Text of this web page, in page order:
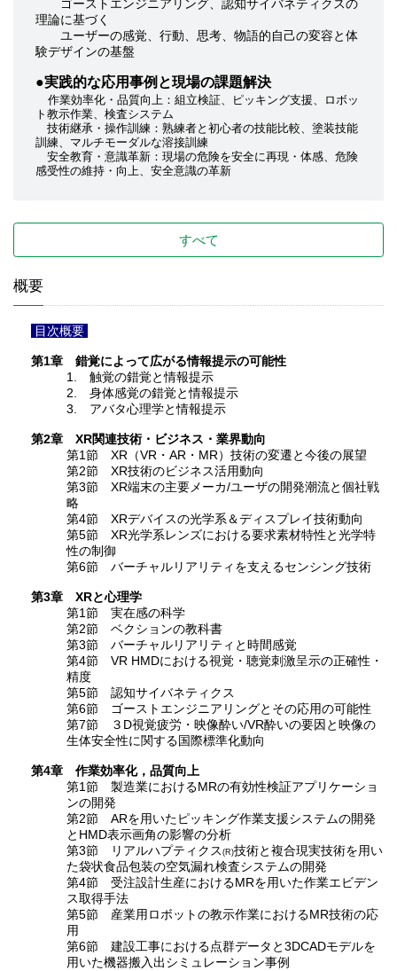
ゴーストエンジニアリング、認知サイバネティクスの
理論に基づく
ユーザーの感覚、行動、思考、物語的自己の変容と体
験デザインの基盤
●実践的な応用事例と現場の課題解決
作業効率化・品質向上：組立検証、ピッキング支援、ロボッ
ト教示作業、検査システム
技術継承・操作訓練：熟練者と初心者の技能比較、塗装技能
訓練、マルチモーダルな溶接訓練
安全教育・意識革新：現場の危険を安全に再現・体感、危険
感受性の維持・向上、安全意識の革新
すべて
概要
目次概要
第1章 錯覚によって広がる情報提示の可能性
1. 触覚の錯覚と情報提示
2. 身体感覚の錯覚と情報提示
3. アバタ心理学と情報提示
第2章 XR関連技術・ビジネス・業界動向
第1節 XR（VR・AR・MR）技術の変遷と今後の展望
第2節 XR技術のビジネス活用動向
第3節 XR端末の主要メーカ/ユーザの開発潮流と個社戦
略
第4節 XRデバイスの光学系＆ディスプレイ技術動向
第5節 XR光学系レンズにおける要求素材特性と光学特
性の制御
第6節 バーチャルリアリティを支えるセンシング技術
第3章 XRと心理学
第1節 実在感の科学
第2節 ベクションの教科書
第3節 バーチャルリアリティと時間感覚
第4節 VR HMDにおける視覚・聴覚刺激呈示の正確性・
精度
第5節 認知サイバネティクス
第6節 ゴーストエンジニアリングとその応用の可能性
第7節 ３D視覚疲労・映像酔い/VR酔いの要因と映像の
生体安全性に関する国際標準化動向
第4章 作業効率化，品質向上
第1節 製造業におけるMRの有効性検証アプリケーショ
ンの開発
第2節 ARを用いたピッキング作業支援システムの開発
とHMD表示画角の影響の分析
第3節 リアルハプティクス (R)技術と複合現実技術を用い
た袋状食品包装の空気漏れ検査システムの開発
第4節 受注設計生産におけるMRを用いた作業エビデン
ス取得手法
第5節 産業用ロボットの教示作業におけるMR技術の応
用
第6節 建設工事における点群データと3DCADモデルを
用いた機器搬入出シミュレーション事例